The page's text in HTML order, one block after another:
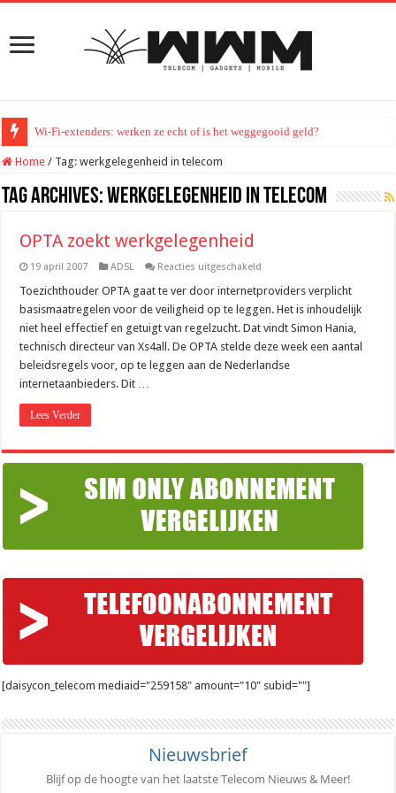
Wi-Fi-extenders: werken ze echt of is het weggegooid geld?
Home / Tag:werkgelegenheid in telecom
Tag Archives:werkgelegenheid in telecom
OPTA zoekt werkgelegenheid
19 april 2007 ADSL Reacties uitgeschakeld
zoekt
werkgelegenheid
Toezichthouder OPTA gaat te ver door internetproviders verplicht
basismaatregelen voor de veiligheid op te leggen. Het is inhoudelijk
niet heel effectief en getuigt van regelzucht. Dat vindt Simon Hania,
technisch directeur van Xs4all. De OPTA stelde deze week een aantal
beleidsregels voor, op te leggen aan de Nederlandse
internetaanbieders. Dit …
Lees Verder
[daisycon_telecom mediaid="259158" amount="10" subid=""]
Nieuwsbrief
Blijf op de hoogte van het laatste Telecom Nieuws & Meer!